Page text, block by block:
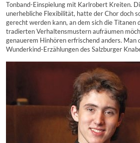
Tonband-Einspielung mit Karlrobert Kreiten.
unerhebliche Flexibilität, hatte der Chor doch
gerecht werden kann, an dem sich die
tradierten Verhaltensmustern aufräumen
genauerem Hinhören erfrischend anders.
Wunderkind-Erzählungen des Salzburger